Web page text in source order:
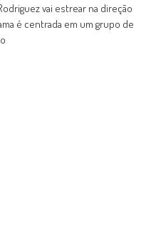
vai estrear na direção
é centrada em um grupo de